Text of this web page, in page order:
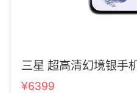
三星 超高清幻境银手
¥6399